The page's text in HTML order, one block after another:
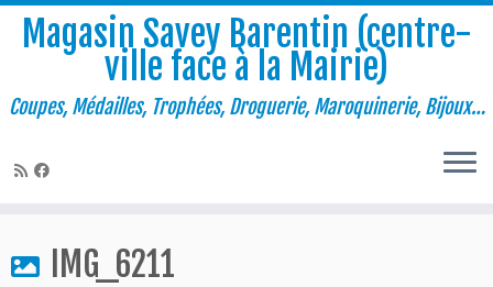
contenu
Magasin Savey Barentin (centre-
ville face à la Mairie)
Coupes, Médailles, Trophées, Droguerie, Maroquinerie, Bijoux…
IMG_6211